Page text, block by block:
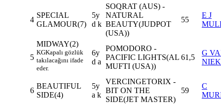
4
SPECIAL
GLAMOUR(7)
5y
d k
SOQRAT (AUS) -
NATURAL
BEAUTY(JUDPOT
(USA))
55
E J
5
MIDWAY(2)
KGKapalı gözlük
takılacağını ifade
eder.
6y
d a
POMODORO -
PACIFIC LIGHTS(AL
MUFTI (USA))
61,5
G
6
BEAUTIFUL
SIDE(4)
5y
a k
VERCINGETORIX -
BIT ON THE
SIDE(JET MASTER)
59
C